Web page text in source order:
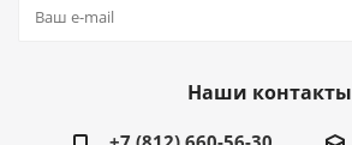
Наши контакты